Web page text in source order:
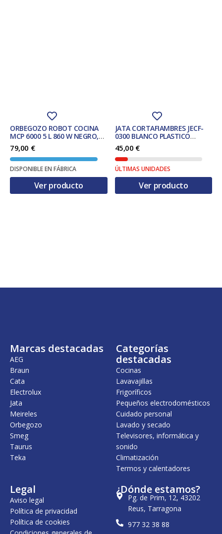
ORBEGOZO ROBOT COCINA
MCP 6000 5 L 860 W NEGRO,
ACERO INOXIDABLE
79,00 €
DISPONIBLE EN FÁBRICA
Ver producto
JATA CORTAFIAMBRES JECF-
0300 BLANCO PLASTICO
COMPACTO 150w.
45,00 €
ÚLTIMAS UNIDADES
Ver producto
Marcas destacadas
AEG
Braun
Cata
Electrolux
Jata
Meireles
Orbegozo
Smeg
Taurus
Teka
Categorías
destacadas
Cocinas
Lavavajillas
Frigoríficos
Pequeños electrodomésticos
Cuidado personal
Lavado y secado
Televisores, informática y
sonido
Climatización
Termos y calentadores
Legal
Aviso legal
Política de privacidad
Política de cookies
¿Dónde estamos?
Pg. de Prim, 12, 43202
Reus, Tarragona
977 32 38 88